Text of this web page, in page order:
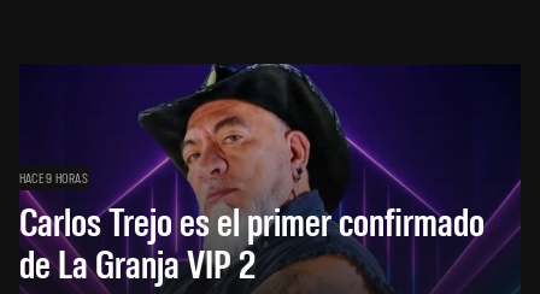
HACE 9 HORAS
Carlos Trejo es el primer confirmado
de La Granja VIP 2